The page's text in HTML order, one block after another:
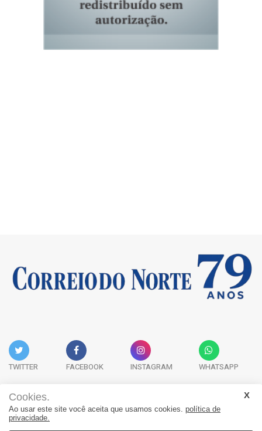
TWITTER FACEBOOK INSTAGRAM WHATSAPP
Acervo Digital Fale Conosco Quem Somos
Cookies.
Ao usar este site você aceita que usamos cookies. política de
privacidade.